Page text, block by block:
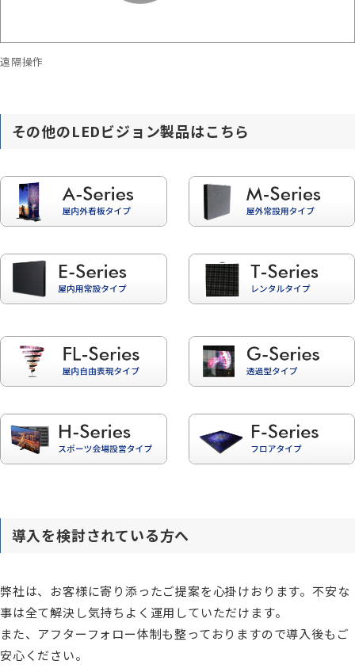
遠隔操作
その他のLEDビジョン製品はこちら
導入を検討されている方へ
弊社は、お客様に寄り添ったご提案を心掛けおります。不安な
事は全て解決し気持ちよく運用していただけます。
また、アフターフォロー体制も整っておりますので導入後もご
安心ください。